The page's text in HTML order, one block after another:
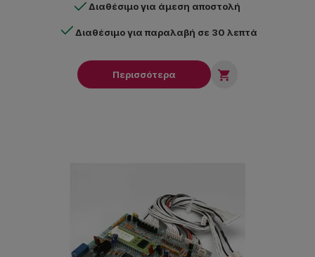
Διαθέσιμο για άμεση αποστολή
Διαθέσιμο για παραλαβή σε 30 λεπτά
Περισσότερα 